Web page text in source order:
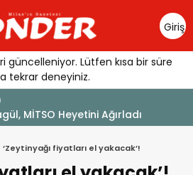
Giriş
Yap
güncelleniyor. Lütfen kısa bir süre
tekrar deneyiniz.
MİTSO Heyetini Ağırladı
‘Zeytinyağı fiyatları el yakacak’!